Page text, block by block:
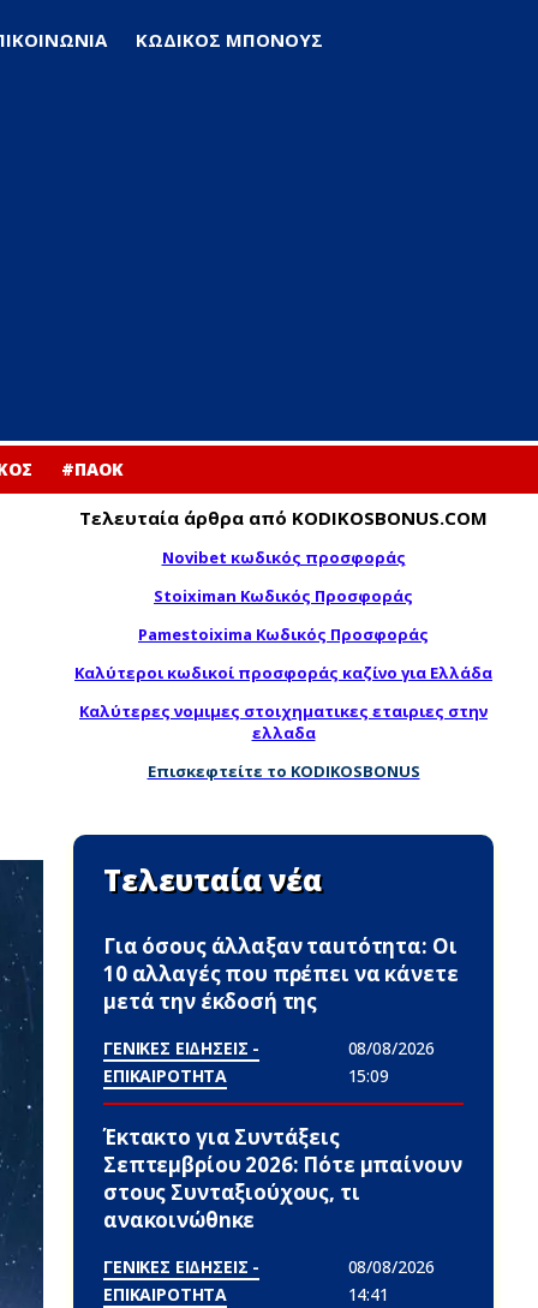
ΚΩΔΙΚΟΣ ΜΠΟΝΟΥΣ
#ΠΑΟΚ
Τελευταία άρθρα από KODIKOSBONUS.COM
Novibet κωδικός προσφοράς
Stoiximan Κωδικός Προσφοράς
Pamestoixima Κωδικός Προσφοράς
Καλύτεροι κωδικοί προσφοράς καζίνο για Ελλάδα
Καλύτερες νομιμες στοιχηματικες εταιριες στην
ελλαδα
Επισκεφτείτε το KODIKOSBONUS
Τελευταία νέα
Για όσους άλλαξαν ταuτότητα: Οι
10 αλλαγές που πρέπει να κάνετε
μετά την έκδοσή της
ΓΕΝΙΚΕΣ ΕΙΔΗΣΕΙΣ -
ΕΠΙΚΑΙΡΟΤΗΤΑ
08/08/2026
15:09
Έκτακτο για Συντάξεις
Σεπτεμβρίου 2026: Πότε μπαίνουν
στους Συνταξιούχους, τι
ανακοινώθnκε
ΓΕΝΙΚΕΣ ΕΙΔΗΣΕΙΣ -
ΕΠΙΚΑΙΡΟΤΗΤΑ
08/08/2026
14:41